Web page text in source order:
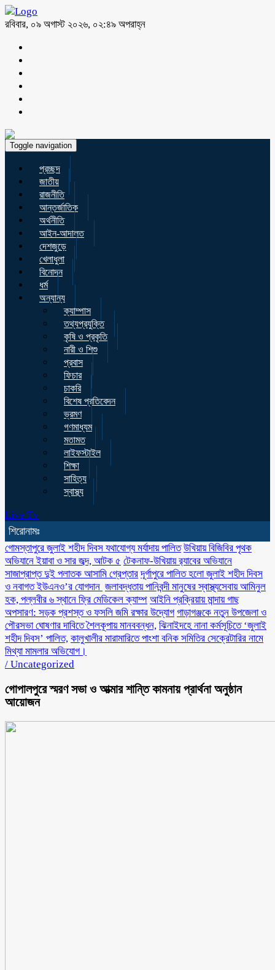
রবিবার, ০৯ অগাস্ট ২০২৬, ০২:৪৯ অপরাহ্ন
Toggle navigation
প্রচ্ছদ
জাতীয়
রাজনীতি
আন্তর্জাতিক
অর্থনীতি
আইন-আদালত
দেশজুড়ে
খেলাধুলা
বিনোদন
ধর্ম
অন্যান্য
ক্যাম্পাস
তথ্যপ্রযুক্তি
কৃষি ও প্রকৃতি
নারী ও শিশু
প্রবাস
ফিচার
চাকরি
বিশেষ প্রতিবেদন
ভ্রমণ
গণমাধ্যম
মতামত
লাইফস্টাইল
শিক্ষা
সাহিত্য
স্বাস্থ্য
Live Tv
শিরোনামঃ
গোমস্তাপুরে জুলাই শহীদ দিবস যথাযোগ্য মর্যাদায় পালিত উখিয়ায় বিজিবির পৃথক
অভিযানে ইয়াবা ও সার জব্দ, আটক ৫ টেকনাফ-উখিয়ায় র‌্যাবের অভিযানে
সাজাপ্রাপ্ত দুই পলাতক আসামি গ্রেপ্তার ‎দূর্গাপুরে পালিত হলো জুলাই শহীদ দিবস
ও নবাগত ইউএনও’র যোগদান ‎ জলাবদ্ধতায় পানিবন্দী মানুষের স্বাস্থ্যসেবায় আমিনুল
হক, পল্লবীর ৬ স্থানে ফ্রি মেডিকেল ক্যাম্প আইনি প্রক্রিয়ায় মান্দায় গাছ
অপসারণ: সড়ক প্রশস্ত ও ফসলি জমি রক্ষার উদ্যোগ গাড়াগঞ্জকে নতুন উপজেলা ও
পৌরসভা ঘোষণার দাবিতে শৈলকূপায় মানববন্ধন, ঝিনাইদহে নানা কর্মসূচিতে ‘জুলাই
শহীদ দিবস’ পালিত, কালুখালীর মারামারিতে পাংশা বনিক সমিতির সেক্রেটারির নামে
মিথ্যা মামলার অভিযোগ।
/ Uncategorized
গোপালপুরে স্মরণ সভা ও আত্মার শান্তি কামনায় প্রার্থনা অনুষ্ঠান
আয়োজন